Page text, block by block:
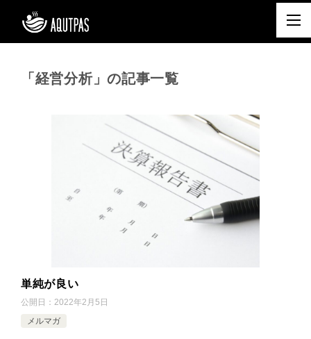
「経営分析」の記事一覧
単純が良い
公開日： 2022年2月5日
メルマガ